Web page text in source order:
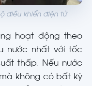
điều khiển điện tử
hoạt động theo
nước nhất với tốc
thấp. Nếu nước
không có bất kỳ